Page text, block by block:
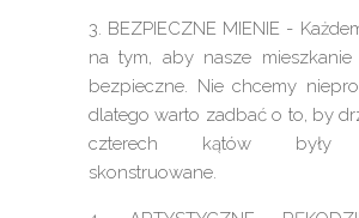
3. BEZPIECZNE MIENIE -
na tym, aby nasze
bezpieczne. Nie chcemy
dlatego warto zadbać o to, by
czterech kątów były
skonstruowane.